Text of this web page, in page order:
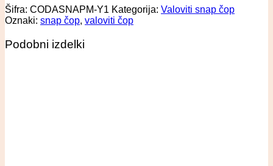
Šifra: CODASNAPM-Y1 Kategorija: Valoviti snap čop
Oznaki: snap čop, valoviti čop
Podobni izdelki